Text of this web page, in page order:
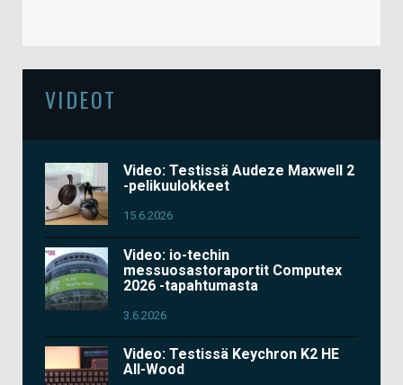
VIDEOT
Video: Testissä Audeze Maxwell 2
-pelikuulokkeet
15.6.2026
Video: io-techin
messuosastoraportit Computex
2026 -tapahtumasta
3.6.2026
Video: Testissä Keychron K2 HE
All-Wood